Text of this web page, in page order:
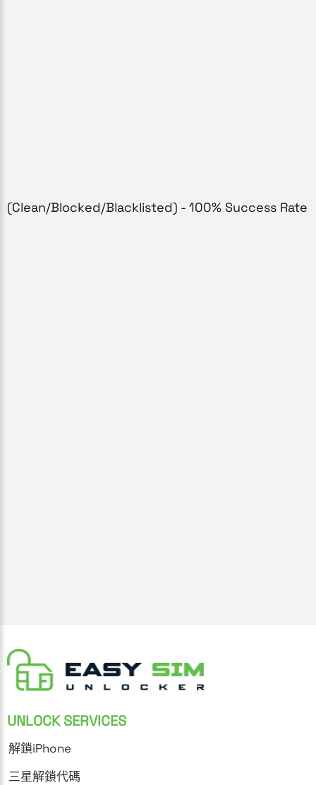
(Clean/Blocked/Blacklisted) - 100% Success Rate
UNLOCK SERVICES
解鎖iPhone
三星解鎖代碼